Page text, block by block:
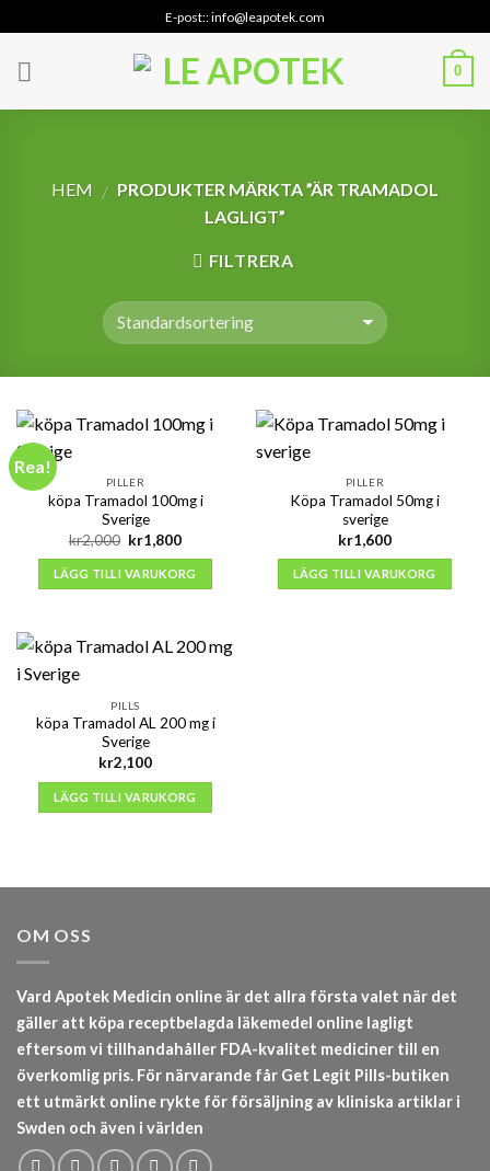
to
content
E-post:: info@leapotek.com
0
HEM / PRODUKTER MÄRKTA ”ÄR TRAMADOL
LAGLIGT”
FILTRERA
Rea!
PILLER
köpa Tramadol 100mg i
Sverige
kr2,000 Det
ursprungliga
priset
var:
kr2,000.
kr1,800Det
priset
är:
kr1,800.
LÄGG TILL I VARUKORG
PILLER
Köpa Tramadol 50mg i
sverige
kr1,600
LÄGG TILL I VARUKORG
PILLS
köpa Tramadol AL 200 mg i
Sverige
kr2,100
LÄGG TILL I VARUKORG
OM OSS
Vard Apotek Medicin online är det allra första valet när det
gäller att köpa receptbelagda läkemedel online lagligt
eftersom vi tillhandahåller FDA-kvalitet mediciner till en
överkomlig pris. För närvarande får Get Legit Pills-butiken
ett utmärkt online rykte för försäljning av kliniska artiklar i
Swden och även i världen